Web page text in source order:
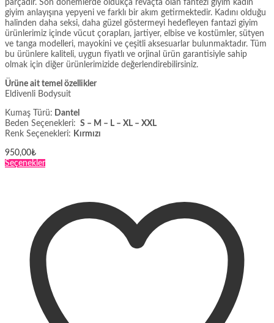
parçadır. Son dönemlerde oldukça revaçta olan fantezi giyim kadın
giyim anlayışına yepyeni ve farklı bir akım getirmektedir. Kadını olduğu
halinden daha seksi, daha güzel göstermeyi hedefleyen fantazi giyim
ürünlerimiz içinde vücut çorapları, jartiyer, elbise ve kostümler, sütyen
ve tanga modelleri, mayokini ve çeşitli aksesuarlar bulunmaktadır. Tüm
bu ürünlere kaliteli, uygun fiyatlı ve orjinal ürün garantisiyle sahip
olmak için diğer ürünlerimizide değerlendirebilirsiniz.
Ürüne ait temel özellikler
Eldivenli Bodysuit
Kumaş Türü: Dantel
Beden Seçenekleri: S – M – L – XL – XXL
Renk Seçenekleri: Kırmızı
950,00₺
SeçeneklerBu
varyasyonu
var.
Seçenekler
ürün
sayfasından
seçilebilir